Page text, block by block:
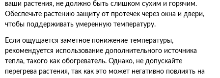
ваши растения, не должно быть слишком сухим и горячим.
Обеспечьте растению защиту от протечек через окна и двери,
чтобы поддерживать умеренную температуру.
Если ощущается заметное понижение температуры,
рекомендуется использование дополнительного источника
тепла, такого как обогреватель. Однако, не допускайте
перегрева растения, так как это может негативно повлиять на